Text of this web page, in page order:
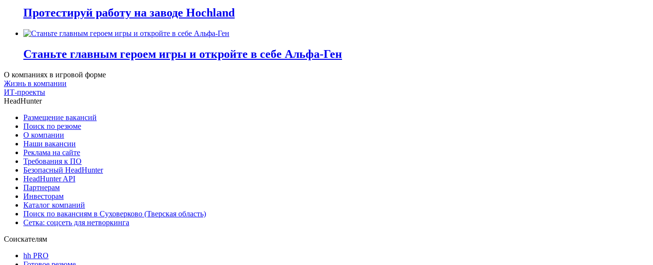
Протестируй работу на заводе Hochland
Станьте главным героем игры и откройте в себе Альфа-Ген
О компаниях в игровой форме
Жизнь в компании
ИТ-проекты
HeadHunter
Размещение вакансий
Поиск по резюме
О компании
Наши вакансии
Реклама на сайте
Требования к ПО
Безопасный HeadHunter
HeadHunter API
Партнерам
Инвесторам
Каталог компаний
Поиск по вакансиям в Суховерково (Тверская область)
Сетка: соцсеть для нетворкинга
Соискателям
hh PRO